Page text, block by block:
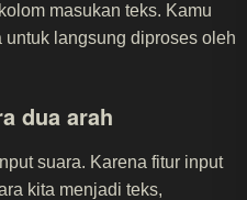
masukan teks. Kamu
langsung diproses oleh
dua arah
suara. Karena fitur input
kita menjadi teks,